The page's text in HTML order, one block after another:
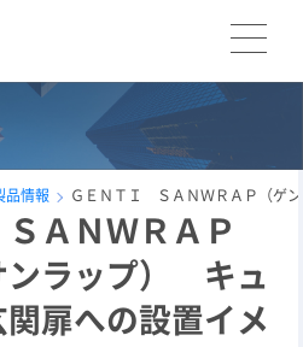
品情報 ＧＥＮＴＩ ＳＡＮＷＲＡＰ（ゲ
ＡＮＷＲＡＰ
ンラップ） キュ
扉への設置イメ